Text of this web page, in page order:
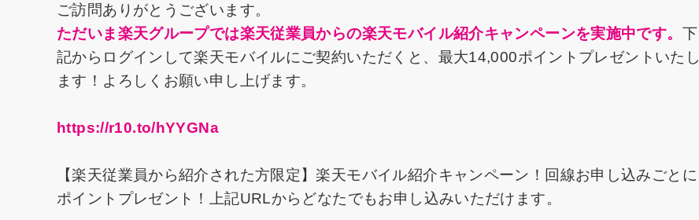
k
ご訪問ありがとうございます。
ただいま楽天グループでは楽天従業員からの楽天モバイル紹介キャンペーンを実施中です。 下
記からログインして楽天モバイルにご契約いただくと、最大14,000ポイントプレゼントいたし
ます！よろしくお願い申し上げます。
https://r10.to/hYYGNa
【楽天従業員から紹介された方限定】楽天モバイル紹介キャンペーン！回線お申し込みごとに
ポイントプレゼント！上記URLからどなたでもお申し込みいただけます。